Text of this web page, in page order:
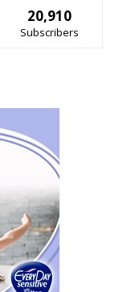
20,910
Subscribers